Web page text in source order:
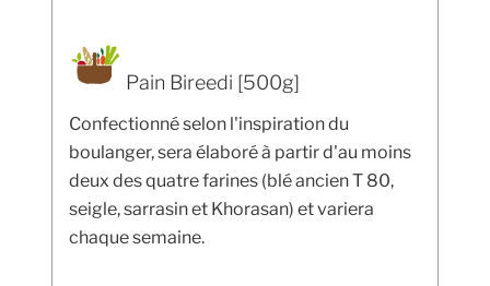
Pain Bireedi [500g]
Confectionné selon l'inspiration du
boulanger, sera élaboré à partir d'au moins
deux des quatre farines (blé ancien T 80,
seigle, sarrasin et Khorasan) et variera
chaque semaine.